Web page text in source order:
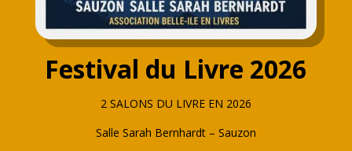
Festival du Livre 2026
2 SALONS DU LIVRE EN 2026
Salle Sarah Bernhardt – Sauzon